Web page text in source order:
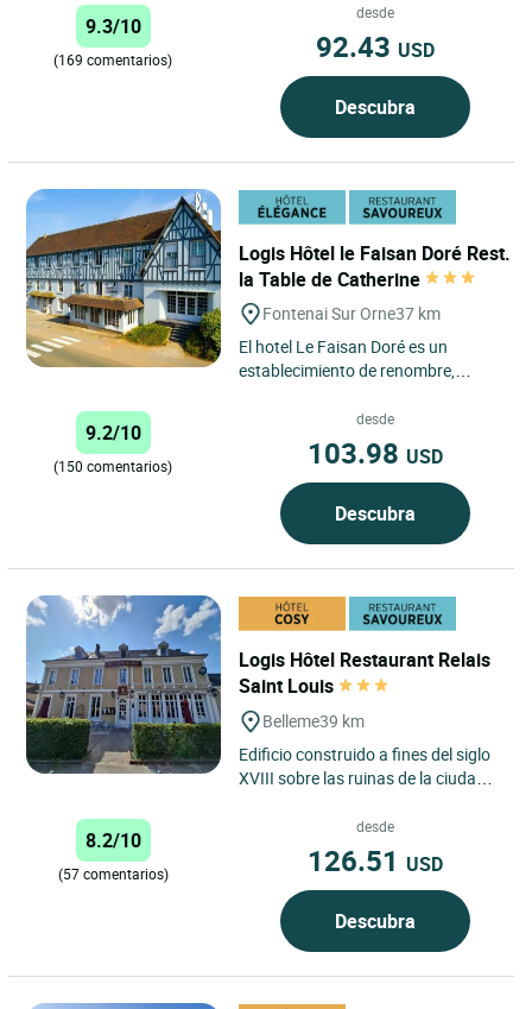
9.3/10
(169 comentarios)
desde
92.43 USD
Descubra
Logis Hôtel le Faisan Doré Rest.
la Table de Catherine
Fontenai Sur Orne37 km
El hotel Le Faisan Doré es un
establecimiento de renombre,
hace casi un siglo en las puertas...
9.2/10
(150 comentarios)
desde
103.98 USD
Descubra
Logis Hôtel Restaurant Relais
Saint Louis
Belleme39 km
Edificio construido a fines del siglo
XVIII sobre las ruinas de la ciudad
postas en el siglo...
8.2/10
(57 comentarios)
desde
126.51 USD
Descubra